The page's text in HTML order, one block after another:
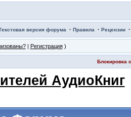
версия форума · Правила · Рецензии
| Регистрация)
Блокировка
АудиоКниг